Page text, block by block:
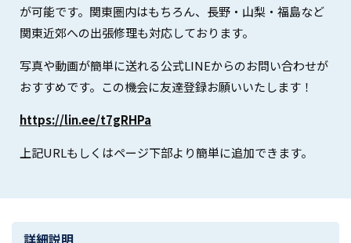
が可能です。関東圏内はもちろん、長野・山梨・福島など
関東近郊への出張修理も対応しております。
写真や動画が簡単に送れる公式LINEからのお問い合わせが
おすすめです。この機会に友達登録お願いいたします！
https://lin.ee/t7gRHPa
上記URLもしくはページ下部より簡単に追加できます。
詳細説明